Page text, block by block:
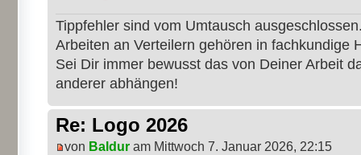
Tippfehler sind vom Umtausch
Arbeiten an Verteilern gehören in fachkundige
Sei Dir immer bewusst das von Deiner Arbeit
anderer abhängen!
Re: Logo 2026
von Baldur am Mittwoch 7. Januar 2026, 22:15